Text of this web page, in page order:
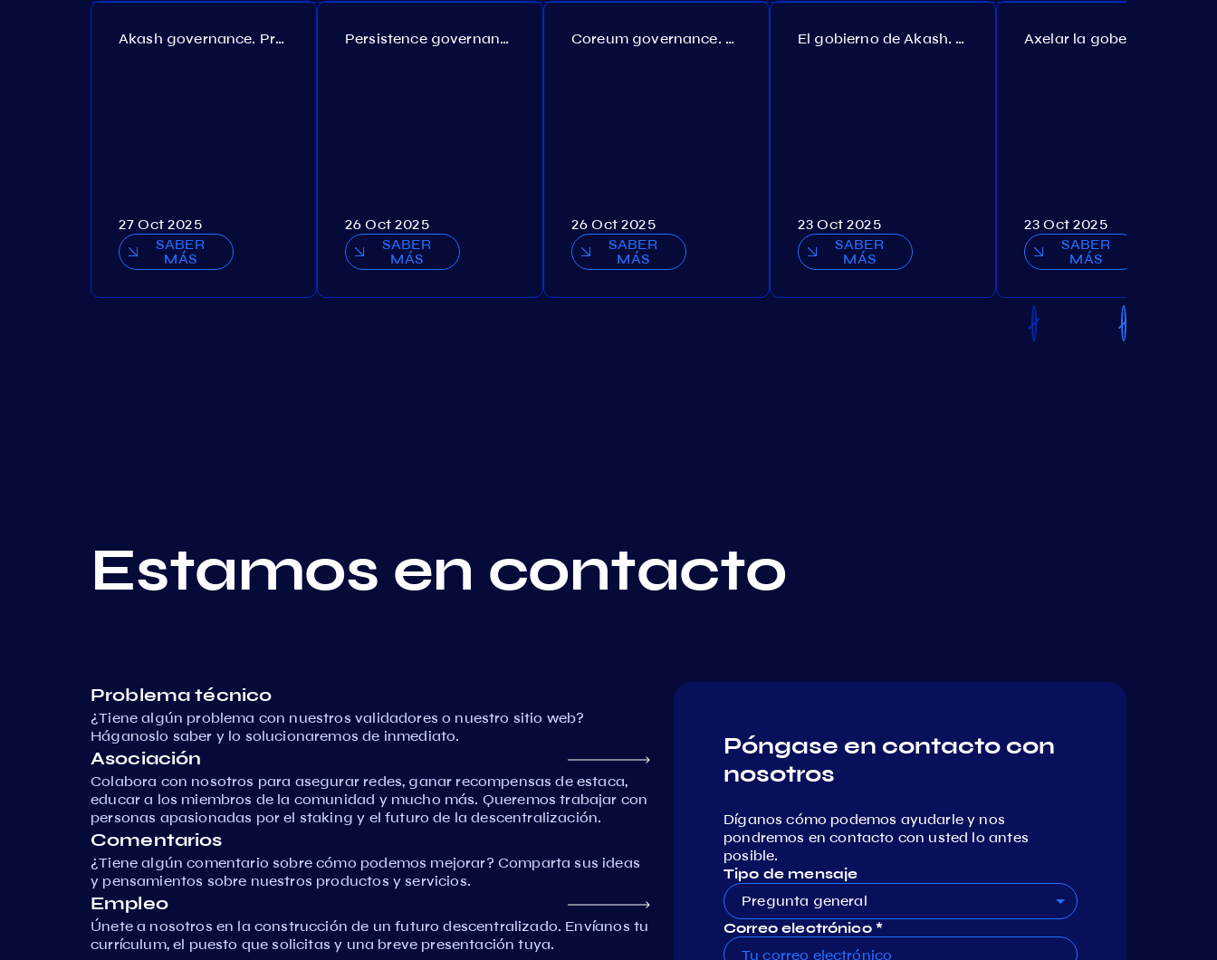
Akash governance. Proposal №308
27 Oct 2025
SABER
MÁS
Persistence governance. Proposal №150
26 Oct 2025
SABER
MÁS
Coreum governance. Proposal №22
26 Oct 2025
SABER
MÁS
El gobierno de Akash. Propuesta №307
23 Oct 2025
SABER
MÁS
23 Oct 2025
SABER
MÁS
Estamos en contacto
Problema técnico
¿Tiene algún problema con nuestros validadores o nuestro sitio web?
Háganoslo saber y lo solucionaremos de inmediato.
Asociación
Colabora con nosotros para asegurar redes, ganar recompensas de estaca,
educar a los miembros de la comunidad y mucho más. Queremos trabajar con
personas apasionadas por el staking y el futuro de la descentralización.
Comentarios
¿Tiene algún comentario sobre cómo podemos mejorar? Comparta sus ideas
y pensamientos sobre nuestros productos y servicios.
Empleo
Únete a nosotros en la construcción de un futuro descentralizado. Envíanos tu
currículum, el puesto que solicitas y una breve presentación tuya.
Póngase en contacto con
nosotros
Díganos cómo podemos ayudarle y nos
pondremos en contacto con usted lo antes
posible.
Tipo de mensaje
Pregunta general
Correo electrónico *